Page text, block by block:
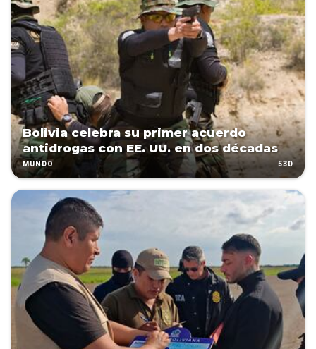
Bolivia celebra su primer acuerdo
antidrogas con EE. UU. en dos décadas
MUNDO 53D